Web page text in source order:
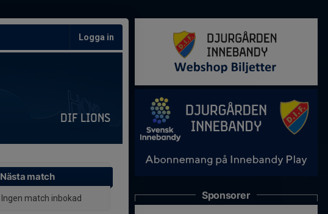
Logga in
DIF Lions
Nästa match
Ingen match inbokad Sponsorer